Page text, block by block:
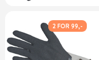
2 FOR 99,-